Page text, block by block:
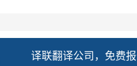
译联翻译公司，免费